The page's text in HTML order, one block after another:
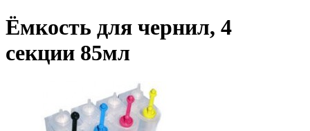
Ёмкость для чернил, 4
секции 85мл